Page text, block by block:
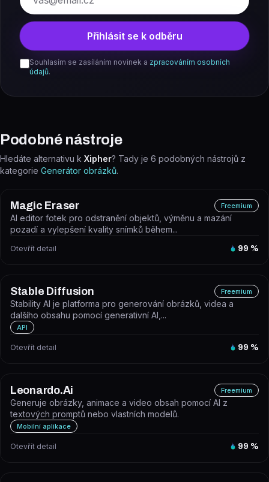
Přihlásit se k odběru
Souhlasím se zasíláním novinek a zpracováním osobních
údajů.
Podobné nástroje
Hledáte alternativu k Xipher? Tady je 6 podobných nástrojů z
kategorie Generátor obrázků.
Magic Eraser Freemium
AI editor fotek pro odstranění objektů, výměnu a mazání
pozadí a vylepšení kvality snímků během...
Otevřít detail 99 %
Stable Diffusion Freemium
Stability AI je platforma pro generování obrázků, videa a
dalšího obsahu pomocí generativní AI,...
API
Otevřít detail 99 %
Leonardo.Ai Freemium
Generuje obrázky, animace a video obsah pomocí AI z
textových promptů nebo vlastních modelů.
Mobilní aplikace
Otevřít detail 99 %